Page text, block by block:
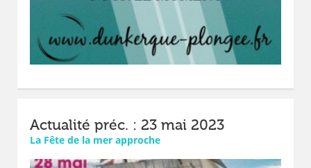
Actualité préc. : 23 mai 2023
La Fête de la mer approche